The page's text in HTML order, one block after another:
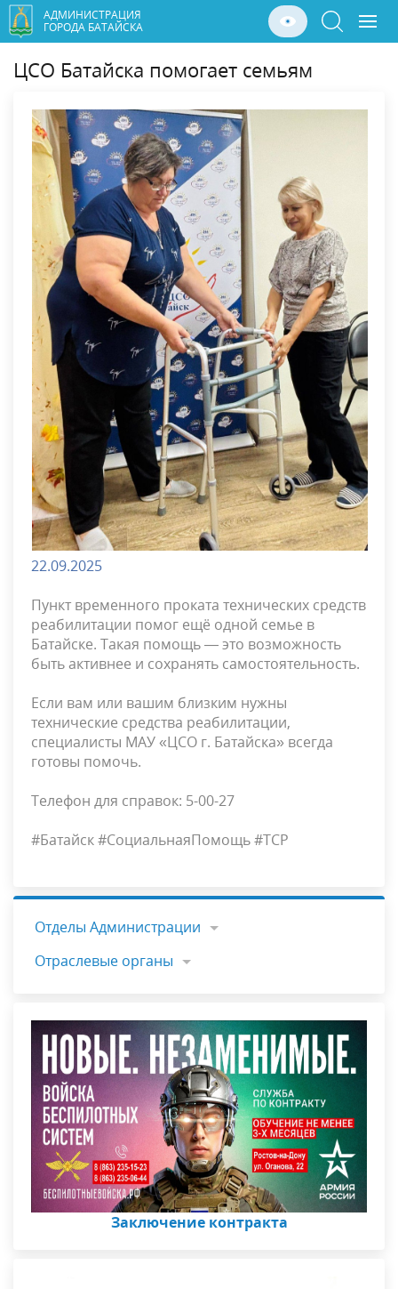
АДМИНИСТРАЦИЯ
ГОРОДА БАТАЙСКА
ЦСО Батайска помогает семьям
22.09.2025
Пункт временного проката технических средств
реабилитации помог ещё одной семье в
Батайске. Такая помощь — это возможность
быть активнее и сохранять самостоятельность.
Если вам или вашим близким нужны
технические средства реабилитации,
специалисты МАУ «ЦСО г. Батайска» всегда
готовы помочь.
Телефон для справок: 5-00-27
#Батайск #СоциальнаяПомощь #ТСР
Отделы Администрации
Отраслевые органы
Заключение контракта